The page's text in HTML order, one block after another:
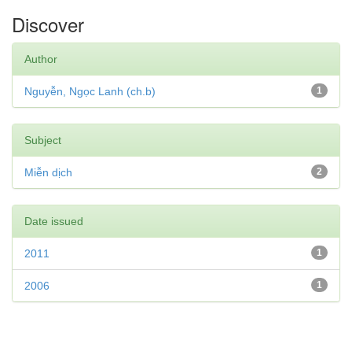
Discover
Author
1
Nguyễn, Ngọc Lanh (ch.b)
Subject
2
Miễn dịch
Date issued
1
2011
1
2006